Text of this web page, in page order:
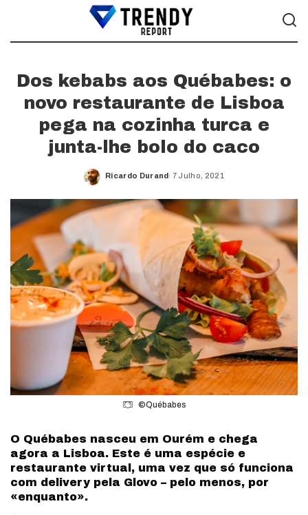
Dos kebabs aos Québabes: o
novo restaurante de Lisboa
pega na cozinha turca e
junta-lhe bolo do caco
Posted
Ricardo Durand 7 Julho, 2021
©Québabes
O Québabes nasceu em Ourém e chega
agora a Lisboa. Este é uma espécie e
restaurante virtual, uma vez que só funciona
com delivery pela Glovo – pelo menos, por
«enquanto».